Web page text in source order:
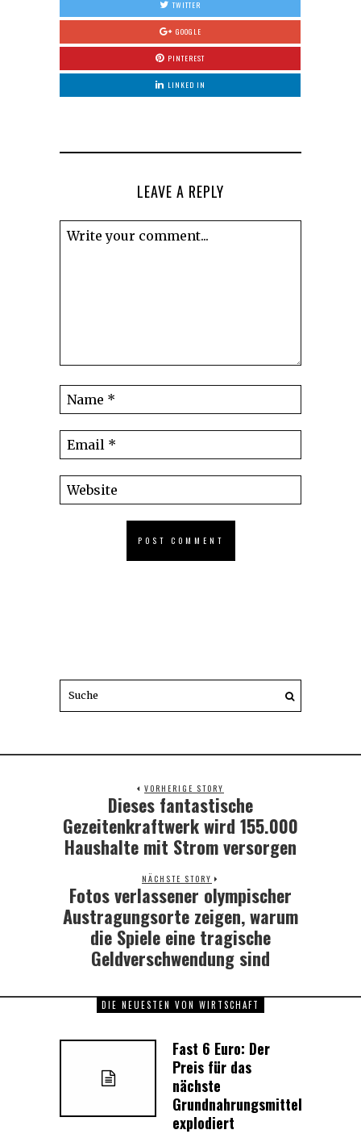
TWITTER
GOOGLE
PINTEREST
LINKED IN
LEAVE A REPLY
VORHERIGE STORY
Previous
post:
Dieses fantastische
Gezeitenkraftwerk wird 155.000
Haushalte mit Strom versorgen
NÄCHSTE STORY
Next
Fotos verlassener olympischer
Austragungsorte zeigen, warum
die Spiele eine tragische
Geldverschwendung sind
DIE NEUESTEN VON WIRTSCHAFT
Fast 6 Euro: Der
Preis für das
nächste
Grundnahrungsmittel
explodiert